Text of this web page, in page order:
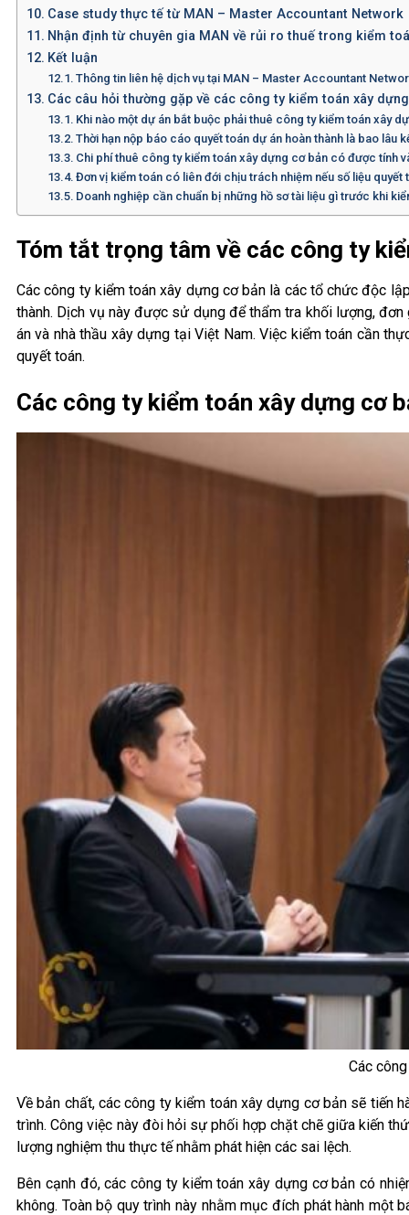
Case study thực tế từ MAN – Master Accountant Network
Nhận định từ chuyên gia MAN về rủi ro thuế trong kiểm
Kết luận
Thông tin liên hệ dịch vụ tại MAN – Master Accountant
Các câu hỏi thường gặp về các công ty kiểm toán xây
Khi nào một dự án bắt buộc phải thuê công ty kiểm toán xây
Thời hạn nộp báo cáo quyết toán dự án hoàn thành là bao lâu
Chi phí thuê công ty kiểm toán xây dựng cơ bản có được tính
Đơn vị kiểm toán có liên đới chịu trách nhiệm nếu số liệu quyết
Doanh nghiệp cần chuẩn bị những hồ sơ tài liệu gì trước khi
Tóm tắt trọng tâm về các công ty
Các công ty kiểm toán xây dựng cơ bản là các tổ chức độc
thành. Dịch vụ này được sử dụng để thẩm tra khối lượng,
án và nhà thầu xây dựng tại Việt Nam. Việc kiểm toán cần
quyết toán.
Các công ty kiểm toán xây dựng cơ
Các
Về bản chất, các công ty kiểm toán xây dựng cơ bản sẽ tiến
trình. Công việc này đòi hỏi sự phối hợp chặt chẽ giữa kiến
lượng nghiệm thu thực tế nhằm phát hiện các sai lệch.
Bên cạnh đó, các công ty kiểm toán xây dựng cơ bản có
không. Toàn bộ quy trình này nhằm mục đích phát hành